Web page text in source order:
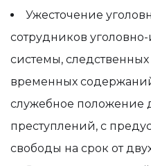
Ужесточение
сотрудников
системы,
временных
служебное положение
преступлений, с
свободы на срок от